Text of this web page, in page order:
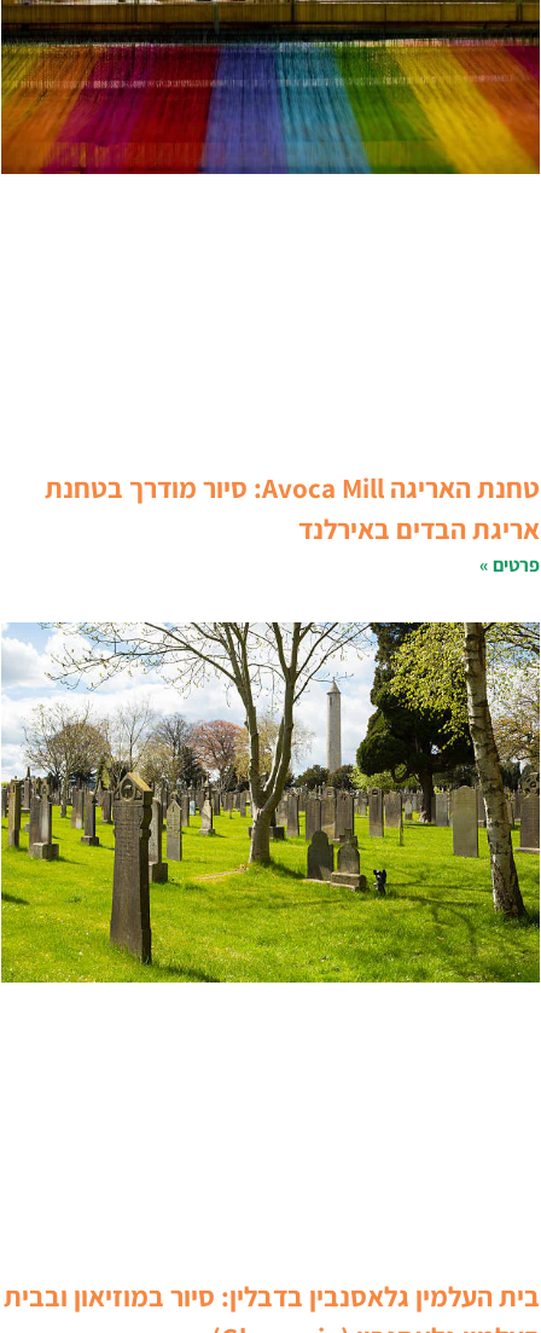
טחנת האריגה Avoca Mill: סיור מודרך בטחנת
אריגת הבדים באירלנד
פרטים »
בית העלמין גלאסנבין בדבלין: סיור במוזיאון ובבית